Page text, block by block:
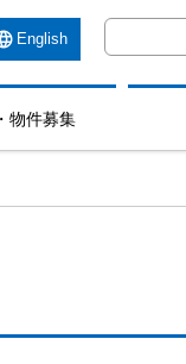
English
物件募集